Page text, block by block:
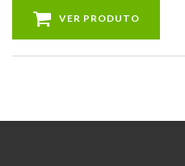
VER PRODUTO